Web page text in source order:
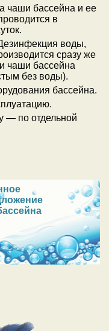
чаши бассейна и ее
в
воды,
сразу же
чаши бассейна
без воды).
бассейна.
— по отдельной